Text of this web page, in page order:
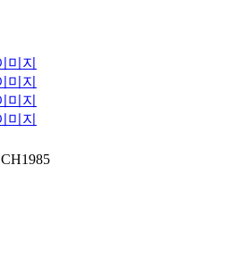
CH1985